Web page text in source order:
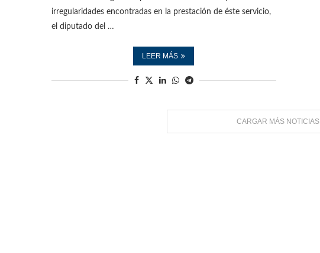
irregularidades encontradas en la prestación de éste servicio,
el diputado del …
LEER MÁS
CARGAR MÁS NOTICIAS